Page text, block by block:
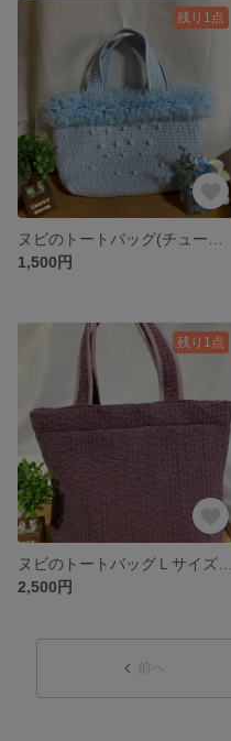
残り1点
1,500円
残り1点
2,500円
前へ